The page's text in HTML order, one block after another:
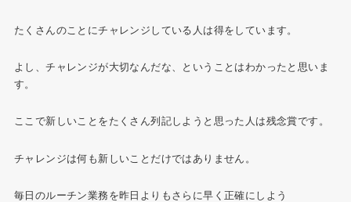
たくさんのことにチャレンジしている人は得をしています。
よし、チャレンジが大切なんだな、ということはわかったと思いま
す。
ここで新しいことをたくさん列記しようと思った人は残念賞です。
チャレンジは何も新しいことだけではありません。
毎日のルーチン業務を昨日よりもさらに早く正確にしよう